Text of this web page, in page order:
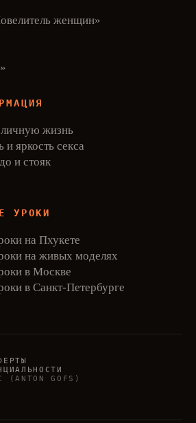
женщин»
личную жизнь
и яркость секса
и стояк
УРОКИ
на Пхукете
на живых моделях
в Москве
в Санкт-Петербурге
GOFS)